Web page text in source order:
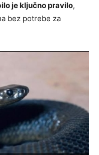
je ključno pravilo,
bez potrebe za